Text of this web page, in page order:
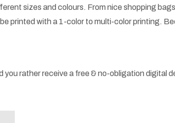
sizes and colours. From nice shopping
printed with a 1-color to multi-color printing.
you rather receive a free & no-obligation